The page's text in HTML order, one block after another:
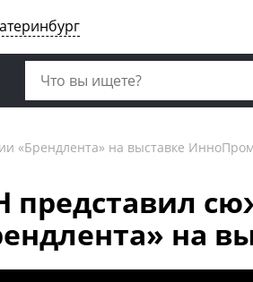
«Брендлента» на выставке ИнноПром
представил
на